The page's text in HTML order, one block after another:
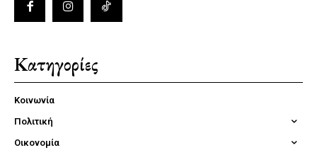
Κατηγορίες
Κοινωνία
Πολιτική
Οικονομία